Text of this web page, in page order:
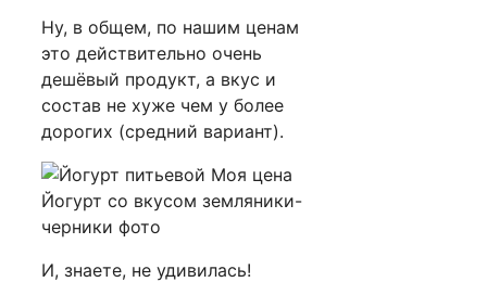
Ну, в общем, по нашим ценам
это действительно очень
дешёвый продукт, а вкус и
состав не хуже чем у более
дорогих (средний вариант).
И, знаете, не удивилась!